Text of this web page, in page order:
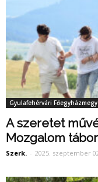
Gyulafehérvári
A szeretet
Mozgalom
Szerk. - 2025. szeptember